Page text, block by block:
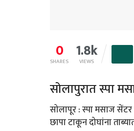
0
SHARES 1.8k
VIEWS
सोलापुरात स्पा
सोलापूर : स्पा मसाज सेंटर
छापा टाकून दोघांना